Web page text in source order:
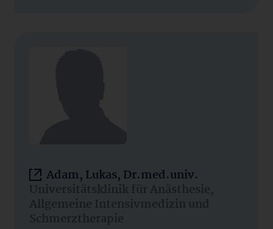
Adam, Lukas, Dr.med.univ.
Universitätsklinik für Anästhesie,
Allgemeine Intensivmedizin und
Schmerztherapie